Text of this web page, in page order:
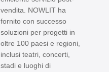
vendita. NOWLIT ha
fornito con successo
soluzioni per progetti in
oltre 100 paesi e regioni,
inclusi teatri, concerti,
stadi e luoghi di